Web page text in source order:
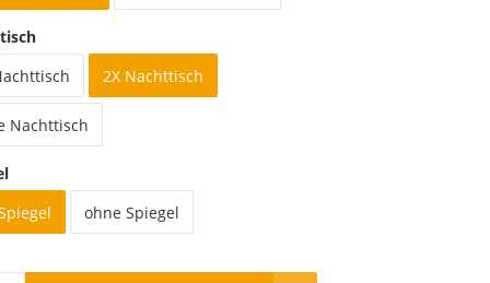
2X Nachttisch
Nachttisch
ohne Spiegel